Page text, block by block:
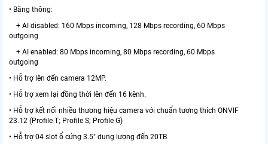
• Băng thông:
+ AI disabled: 160 Mbps incoming, 128 Mbps recording, 60 Mbps
outgoing
+ AI enabled: 80 Mbps incoming, 80 Mbps recording, 60 Mbps
outgoing
• Hỗ trợ lên đến camera 12MP.
• Hỗ trợ xem lại đồng thời lên đến 16 kênh.
• Hỗ trợ kết nối nhiều thương hiệu camera với chuẩn tương thích ONVIF
23.12 (Profile T; Profile S; Profile G)
• Hỗ trợ 04 slot ổ cứng 3.5" dung lượng đến 20TB